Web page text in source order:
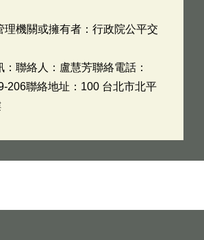
理機關或擁有者：行政院公平交
：聯絡人：盧慧芳聯絡電話：
206聯絡地址：100 台北市北平